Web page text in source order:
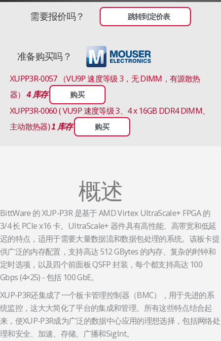
需要报价吗？ 跳转到定价表
准备购买吗？
XUPP3R-0057 （VU9P 速度等级 3，无 DIMM，有源散热
器）4 库存 购买
XUPP3R-0060 ( VU9P 速度等级 3、4 x 16GB DDR4 DIMM、
主动散热器)1 库存 购买
概述
BittWare 的 XUP-P3R 是基于 AMD Virtex UltraScale+ FPGA 的
3/4 长 PCIe x16 卡。UltraScale+ 器件具有高性能、高带宽和低延
迟的特点，适用于需要大量数据流和数据包处理的系统。该板卡提
供广泛的内存配置，支持高达 512 GBytes 的内存、复杂的时钟和
定时选项，以及四个前面板 QSFP 封装，每个都支持高达 100
Gbps (4×25) - 包括 100 GbE。
XUP-P3R还集成了一个板卡管理控制器（BMC），用于先进的系
统监控，这大大简化了平台的集成和管理。所有这些特点结合起
来，使XUP-P3R成为广泛的数据中心应用的理想选择，包括网络处
理和安全、加速、存储、广播和SigInt。